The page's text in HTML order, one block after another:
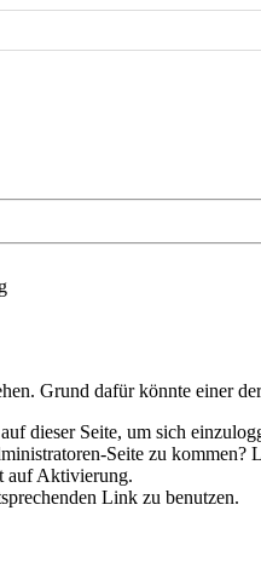
Grund dafür könnte einer
dieser Seite, um sich
Seite zu
auf Aktivierung.
Link zu benutzen.